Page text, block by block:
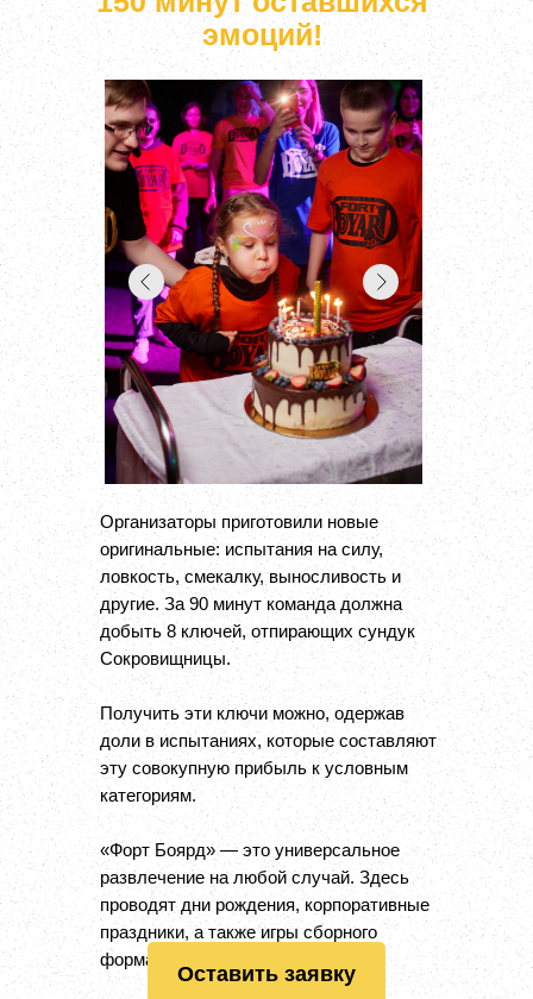
эмоций!
Организаторы приготовили новые
оригинальные: испытания на силу,
ловкость, смекалку, выносливость и
другие. За 90 минут команда должна
добыть 8 ключей, отпирающих сундук
Сокровищницы.
Получить эти ключи можно, одержав
доли в испытаниях, которые составляют
эту совокупную прибыль к условным
категориям.
«Форт Боярд» — это универсальное
развлечение на любой случай. Здесь
проводят дни рождения, корпоративные
праздники, а также игры сборного
формата.
Оставить заявку